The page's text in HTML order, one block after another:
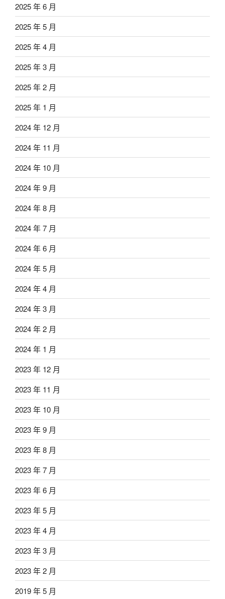
2025 年 6 月
2025 年 5 月
2025 年 4 月
2025 年 3 月
2025 年 2 月
2025 年 1 月
2024 年 12 月
2024 年 11 月
2024 年 10 月
2024 年 9 月
2024 年 8 月
2024 年 7 月
2024 年 6 月
2024 年 5 月
2024 年 4 月
2024 年 3 月
2024 年 2 月
2024 年 1 月
2023 年 12 月
2023 年 11 月
2023 年 10 月
2023 年 9 月
2023 年 8 月
2023 年 7 月
2023 年 6 月
2023 年 5 月
2023 年 4 月
2023 年 3 月
2023 年 2 月
2019 年 5 月